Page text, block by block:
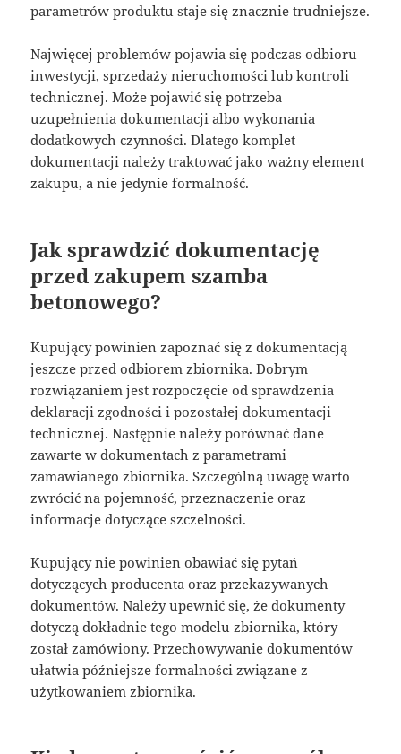
parametrów produktu staje się znacznie trudniejsze.
Najwięcej problemów pojawia się podczas odbioru
inwestycji, sprzedaży nieruchomości lub kontroli
technicznej. Może pojawić się potrzeba
uzupełnienia dokumentacji albo wykonania
dodatkowych czynności. Dlatego komplet
dokumentacji należy traktować jako ważny element
zakupu, a nie jedynie formalność.
Jak sprawdzić dokumentację
przed zakupem szamba
betonowego?
Kupujący powinien zapoznać się z dokumentacją
jeszcze przed odbiorem zbiornika. Dobrym
rozwiązaniem jest rozpoczęcie od sprawdzenia
deklaracji zgodności i pozostałej dokumentacji
technicznej. Następnie należy porównać dane
zawarte w dokumentach z parametrami
zamawianego zbiornika. Szczególną uwagę warto
zwrócić na pojemność, przeznaczenie oraz
informacje dotyczące szczelności.
Kupujący nie powinien obawiać się pytań
dotyczących producenta oraz przekazywanych
dokumentów. Należy upewnić się, że dokumenty
dotyczą dokładnie tego modelu zbiornika, który
został zamówiony. Przechowywanie dokumentów
ułatwia późniejsze formalności związane z
użytkowaniem zbiornika.